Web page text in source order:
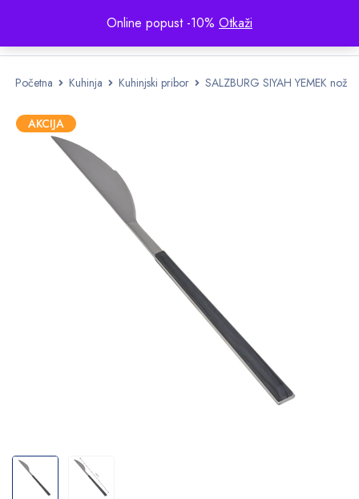
Online popust -10% Otkaži
Početna Kuhinja Kuhinjski pribor SALZBURG SIYAH YEMEK nož
AKCIJA